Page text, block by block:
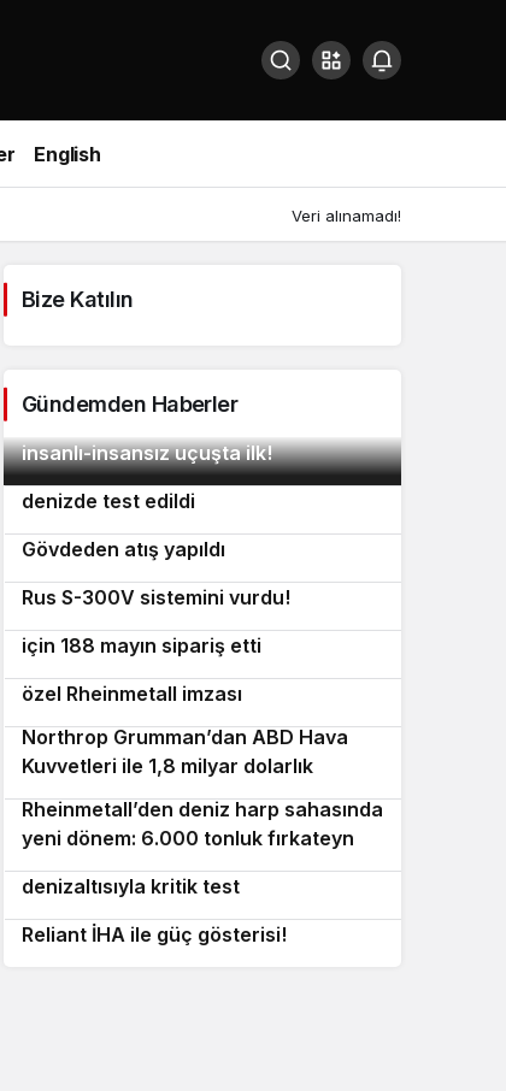
English
Veri alınamadı!
Bize Katılın
Gündemden Haberler
insanlı-insansız uçuşta ilk!
ABD’nin yeni silahı: Tanrıların Çekici
denizde test edildi
3
Gövdeden atış yapıldı
Ukrayna’dan tarihi vuruş: FPV dron
Rus S-300V sistemini vurdu!
için 188 mayın sipariş etti
İngiltere’nin 72 yeni obüs projesine
özel Rheinmetall imzası
7
Northrop Grumman’dan ABD Hava
Kuvvetleri ile 1,8 milyar dolarlık
Litening pod anlaşması!
8
Rheinmetall’den deniz harp sahasında
yeni dönem: 6.000 tonluk fırkateyn
GMF 140 tanıtıldı!
9
denizaltısıyla kritik test
Reliant İHA ile güç gösterisi!